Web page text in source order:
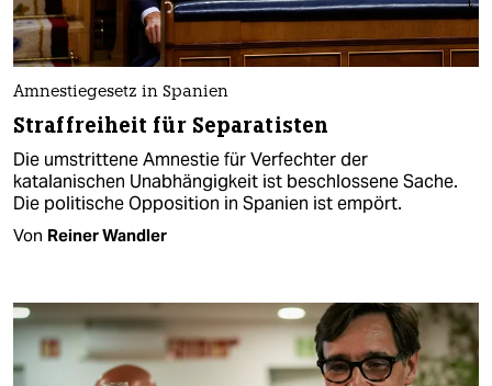
Amnestiegesetz in Spanien
Straffreiheit für Separatisten
Die umstrittene Amnestie für Verfechter der
katalanischen Unabhängigkeit ist beschlossene Sache.
Die politische Opposition in Spanien ist empört.
Von Reiner Wandler